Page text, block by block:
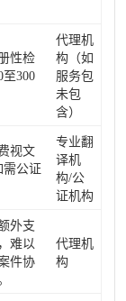
性检
300
代理机
构（如
服务包
未包
含）
视文
需公证
专业翻
译机
构/公
证机构
外支
难以
件协
代理机
构